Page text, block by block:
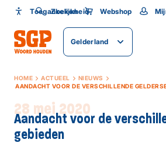
Toegankelijkheid
Toegankelijkheid
Lettergrootte
Zoeken Webshop
Gelderland
HOME ACTUEEL
NIEUWS
AANDACHT VOOR DE VERSCHILLENDE
28 mei 2020
Aandacht voor de
gebieden